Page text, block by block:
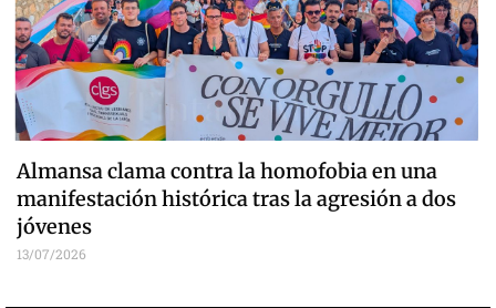
Almansa clama contra la homofobia en una
manifestación histórica tras la agresión a dos
jóvenes
13/07/2026